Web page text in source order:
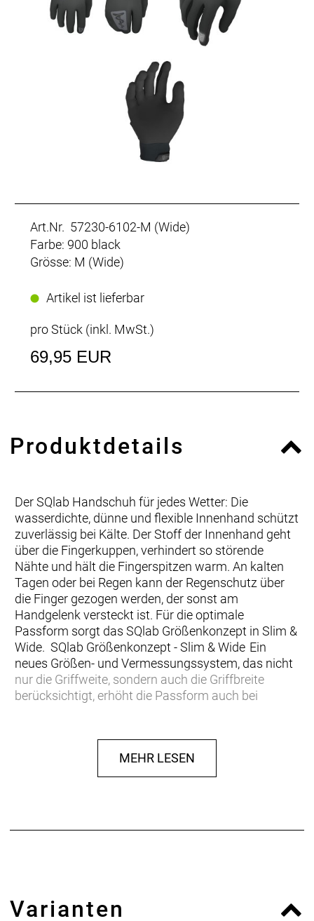
Art.Nr. 57230-6102-M (Wide)
Farbe: 900 black
Grösse: M (Wide)
Artikel ist lieferbar
pro Stück (inkl. MwSt.)
69,95 EUR
Produktdetails
Der SQlab Handschuh für jedes Wetter: Die
wasserdichte, dünne und flexible Innenhand schützt
zuverlässig bei Kälte. Der Stoff der Innenhand geht
über die Fingerkuppen, verhindert so störende
Nähte und hält die Fingerspitzen warm. An kalten
Tagen oder bei Regen kann der Regenschutz über
die Finger gezogen werden, der sonst am
Handgelenk versteckt ist. Für die optimale
Passform sorgt das SQlab Größenkonzept in Slim &
Wide. SQlab Größenkonzept - Slim & Wide Ein
neues Größen- und Vermessungssystem, das nicht
nur die Griffweite, sondern auch die Griffbreite
berücksichtigt, erhöht die Passform auch bei
Fingern. Griffsicherheit Der Regenschutz mit
separatem Bremsfinger erlaubt es jederzeit den
Bremshebel zu erreichen. + Passform: Slim &
MEHR LESEN
Varianten